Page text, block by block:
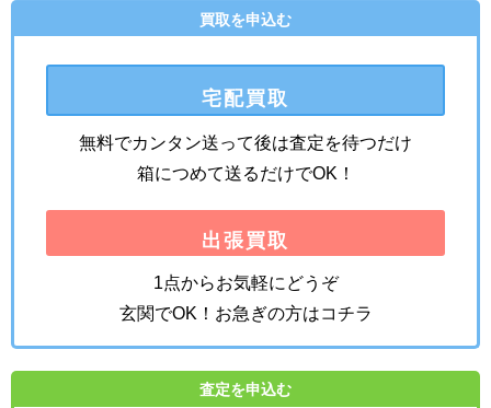
買取を申込む
宅配買取
無料でカンタン送って後は査定を待つだけ
箱につめて送るだけでOK！
出張買取
1点からお気軽にどうぞ
玄関でOK！お急ぎの方はコチラ
査定を申込む